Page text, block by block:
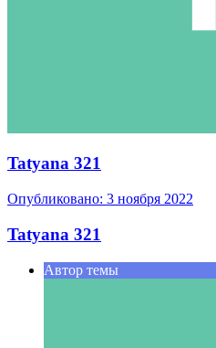
Tatyana 321
Опубликовано: 3 ноября 2022
Tatyana 321
Автор темы